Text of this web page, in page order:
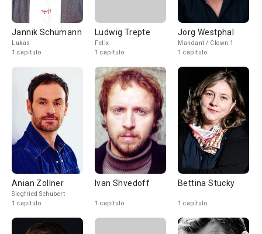
Jannik Schümann
Lukas
1 capítulo
Ludwig Trepte
Felix
1 capítulo
Jörg Westphal
Mandant / Clown 1
1 capítulo
Anian Zollner
Siegfried Schubert
1 capítulo
Ivan Shvedoff
1 capítulo
Bettina Stucky
1 capítulo